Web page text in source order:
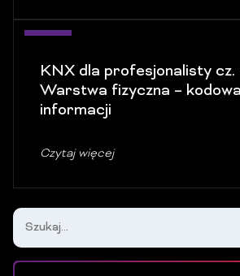
gru
KNX dla profesjonalisty cz.
Warstwa fizyczna –
informacji
Czytaj więcej